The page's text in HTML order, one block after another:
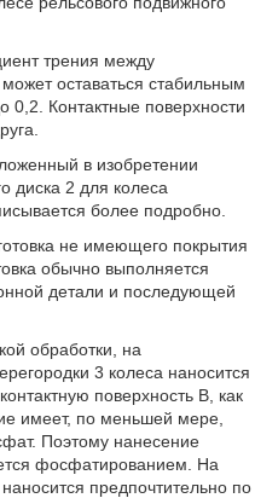
трения между
оставаться стабильным
0,2. Контактные поверхности
в изобретении
диска 2 для колеса
более подробно.
не имеющего покрытия
обычно выполняется
детали и последующей
обработки, на
3 колеса наносится
поверхность B, как
имеет, по меньшей мере,
Поэтому нанесение
фосфатированием. На
предпочтительно по